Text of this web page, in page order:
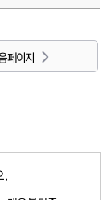
페이지
.